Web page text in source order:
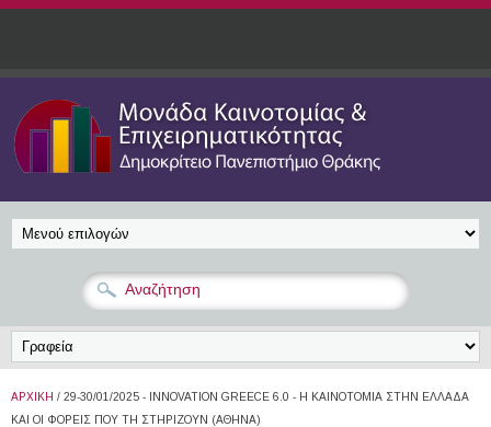
Παράκαμψη προς το κυρίως περιεχόμενο
ΑΡΧΙΚΉ / 29-30/01/2025 - INNOVATION GREECE 6.0 - Η ΚΑΙΝΟΤΟΜΊΑ ΣΤΗΝ ΕΛΛΆΔΑ
ΚΑΙ ΟΙ ΦΟΡΕΊΣ ΠΟΥ ΤΗ ΣΤΗΡΊΖΟΥΝ (ΑΘΉΝΑ)